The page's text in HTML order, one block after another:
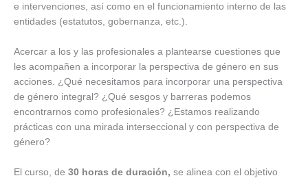
e intervenciones, así como en el funcionamiento interno de las
entidades (estatutos, gobernanza, etc.).
Acercar a los y las profesionales a plantearse cuestiones que
les acompañen a incorporar la perspectiva de género en sus
acciones. ¿Qué necesitamos para incorporar una perspectiva
de género integral? ¿Qué sesgos y barreras podemos
encontrarnos como profesionales? ¿Estamos realizando
prácticas con una mirada interseccional y con perspectiva de
género?
El curso, de 30 horas de duración, se alinea con el objetivo